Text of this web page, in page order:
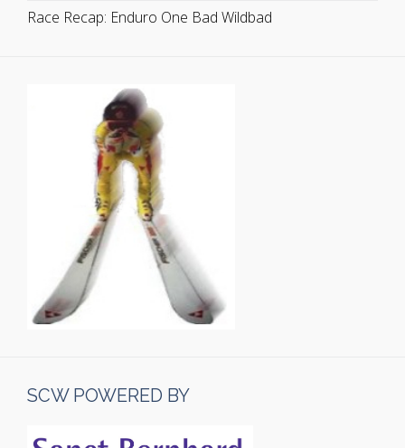
Race Recap: Enduro One Bad Wildbad
SCW POWERED BY